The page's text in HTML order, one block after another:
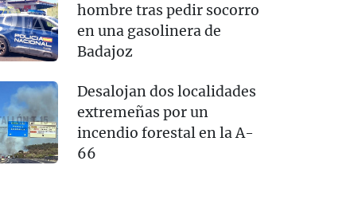
hombre tras pedir socorro
en una gasolinera de
Badajoz
Desalojan dos localidades
extremeñas por un
incendio forestal en la A-
66